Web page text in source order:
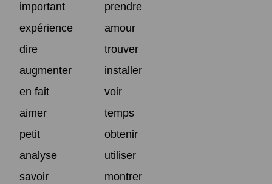
important
prendre
expérience
amour
dire
trouver
augmenter
installer
en fait
voir
aimer
temps
petit
obtenir
analyse
utiliser
savoir
montrer